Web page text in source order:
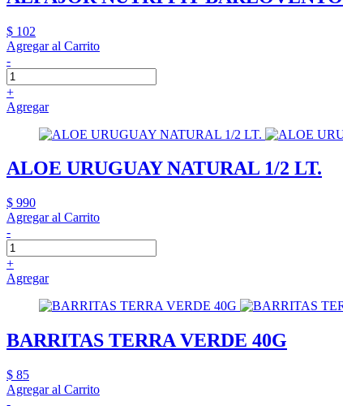
$ 102
Agregar al Carrito
-
+
Agregar
ALOE URUGUAY NATURAL 1/2 LT.
$ 990
Agregar al Carrito
-
+
Agregar
BARRITAS TERRA VERDE 40G
$ 85
Agregar al Carrito